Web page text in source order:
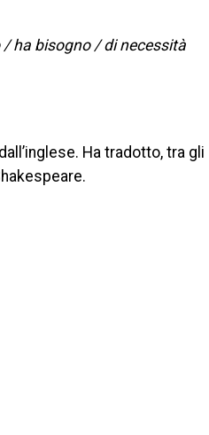
ha bisogno / di necessità
Ha tradotto, tra gli